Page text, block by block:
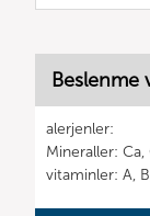
Beslenme
alerjenler:
Mineraller: Ca,
vitaminler: A,